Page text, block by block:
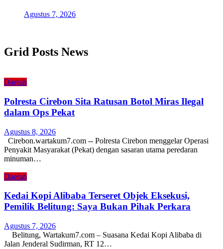
Agustus 7, 2026
Grid Posts News
Daerah
Polresta Cirebon Sita Ratusan Botol Miras Ilegal
dalam Ops Pekat
Agustus 8, 2026
Cirebon.wartakum7.com -- Polresta Cirebon menggelar Operasi
Penyakit Masyarakat (Pekat) dengan sasaran utama peredaran
minuman…
Daerah
Kedai Kopi Alibaba Terseret Objek Eksekusi,
Pemilik Belitung: Saya Bukan Pihak Perkara
Agustus 7, 2026
Belitung, Wartakum7.com – Suasana Kedai Kopi Alibaba di
Jalan Jenderal Sudirman, RT 12…